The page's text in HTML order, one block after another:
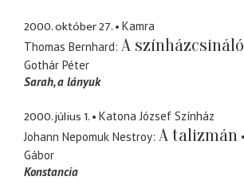
2000. október 27.
Kamra
Thomas Bernhard A színházcsináló
Gothár Péter
Sarah a lányuk
2000. július 1.
Katona József Színház
Johann Nepomuk Nestroy A talizmán
Gábor
Konstancia